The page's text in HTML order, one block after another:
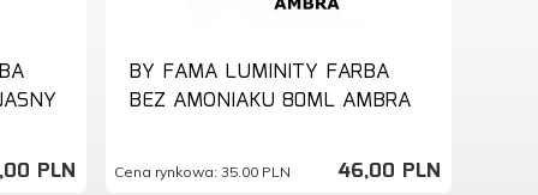
00 PLN
BY FAMA LUMINITY FARBA
BEZ AMONIAKU 80ML AMBRA
46,00 PLN
Cena rynkowa: 35.00 PLN